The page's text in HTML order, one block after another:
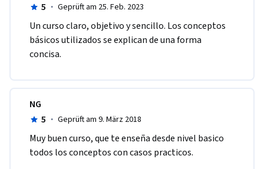
5 · Geprüft am 25. Feb. 2023
Un curso claro, objetivo y sencillo. Los conceptos
básicos utilizados se explican de una forma
concisa.
NG
5 · Geprüft am 9. März 2018
Muy buen curso, que te enseña desde nivel basico
todos los conceptos con casos practicos.